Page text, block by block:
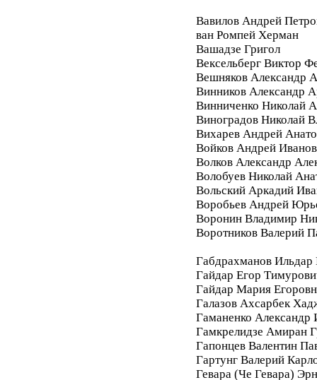
Вавилов Андрей
ван Ромпей Херман
Вашадзе Григол
Вексельберг Виктор
Вешняков Александр
Винников Александр
Винниченко Николай
Виноградов Николай
Вихарев Андрей
Войков Андрей
Волков Александр
Волобуев Николай
Вольский Аркадий
Воробьев Андрей
Воронин Владимир
Воротников Валерий
Габдрахманов Ильдар
Гайдар Егор
Гайдар Мария
Галазов Ахсарбек
Гаманенко Александр
Гамкрелидзе Амиран
Гапонцев Валентин
Гартунг Валерий
Гевара (Че Гевара)